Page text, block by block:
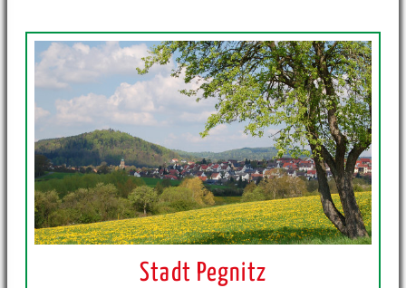
Stadt Pegnitz